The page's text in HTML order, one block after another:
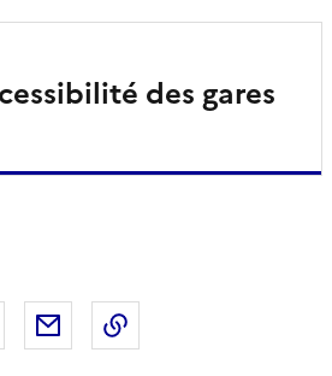
des gares
sur X
Partager sur LinkedIn
Partager par email